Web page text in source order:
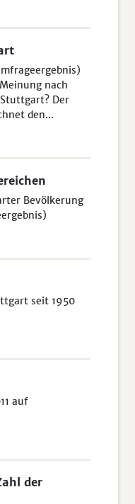
nach
Der
den...
Bevölkerung
seit 1950
auf
der